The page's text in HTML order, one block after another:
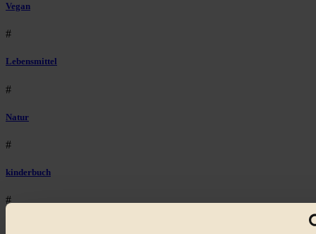
Vegan
#
Lebensmittel
#
Natur
#
kinderbuch
#